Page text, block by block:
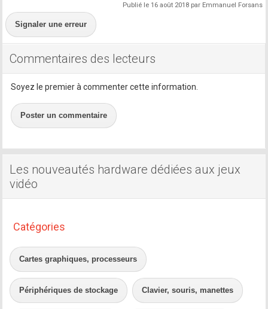
Publié le 16 août 2018 par Emmanuel Forsans
Signaler une erreur
Commentaires des lecteurs
Soyez le premier à commenter cette information.
Poster un commentaire
Les nouveautés hardware dédiées aux jeux
vidéo
Catégories
Cartes graphiques, processeurs
Périphériques de stockage Clavier, souris, manettes